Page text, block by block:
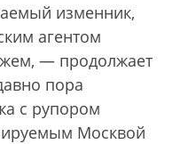
изменник,
агентом
— продолжает
пора
с рупором
Москвой